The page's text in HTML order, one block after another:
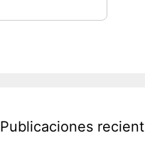
Publicaciones